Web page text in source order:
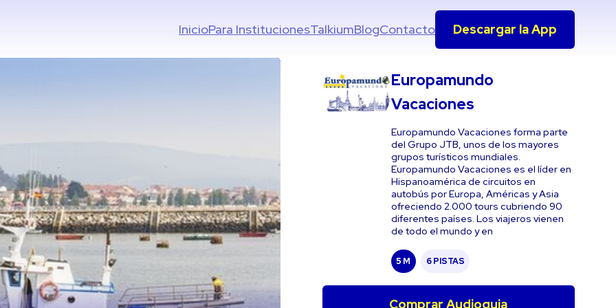
InicioPara InstitucionesTalkiumBlogContacto Descargar la App
Europamundo
Vacaciones
Europamundo Vacaciones forma parte
del Grupo JTB, unos de los mayores
grupos turísticos mundiales.
Europamundo Vacaciones es el líder en
Hispanoamérica de circuitos en
autobús por Europa, Américas y Asia
ofreciendo 2.000 tours cubriendo 90
diferentes países. Los viajeros vienen
de todo el mundo y en
5 M 6 PISTAS
Comprar Audioguia